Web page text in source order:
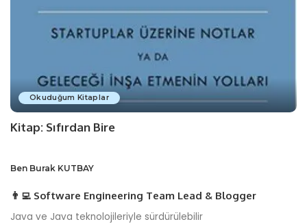
Okuduğum Kitaplar
Kitap: Sıfırdan Bire
Ben Burak KUTBAY
👨‍💻 Software Engineering Team Lead & Blogger
Java ve Java teknolojileriyle sürdürülebilir